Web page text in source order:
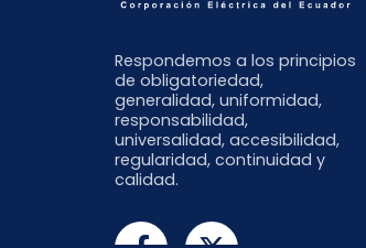
Respondemos a los principios
de obligatoriedad,
generalidad, uniformidad,
responsabilidad,
universalidad, accesibilidad,
regularidad, continuidad y
calidad.